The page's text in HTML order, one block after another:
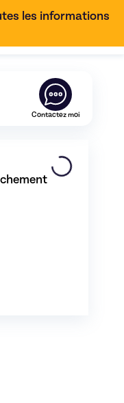
les informations
Skiller enSophrologie
Contactez moi